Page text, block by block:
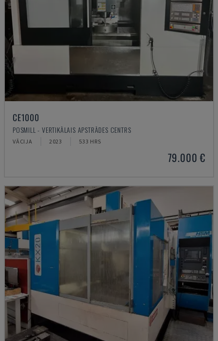
CE1000
POSMILL - VERTIKĀLAIS APSTRĀDES CENTRS
VĀCIJA 2023 533 HRS
79.000 €